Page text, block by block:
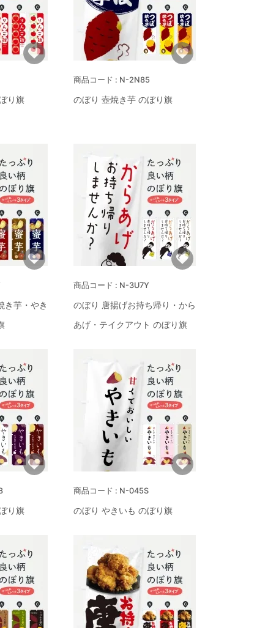
り旗
N-2N85
のぼり 壺焼き芋 のぼり旗
き芋・やき
N-3U7Y
のぼり 唐揚げお持ち帰り・から
あげ・テイクアウト のぼり旗
り旗
N-045S
のぼり やきいも のぼり旗